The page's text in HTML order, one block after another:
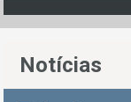
Notícias